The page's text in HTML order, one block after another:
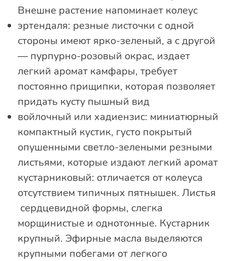
Внешне растение напоминает колеус
эртендаля: резные листочки с одной
стороны имеют ярко-зеленый, а с другой
— пурпурно-розовый окрас, издает
легкий аромат камфары, требует
постоянно прищипки, которая позволяет
придать кусту пышный вид
войлочный или хадиензис: миниатюрный
компактный кустик, густо покрытый
опушенными светло-зелеными резными
листьями, которые издают легкий аромат
кустарниковый: отличается от колеуса
отсутствием типичных пятнышек. Листья
сердцевидной формы, слегка
морщинистые и однотонные. Кустарник
крупный. Эфирные масла выделяются
крупными побегами от легкого